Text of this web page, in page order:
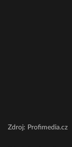
Zdroj: Profimedia.cz